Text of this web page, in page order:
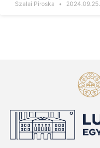
Szalai Piroska 2024.09.25.